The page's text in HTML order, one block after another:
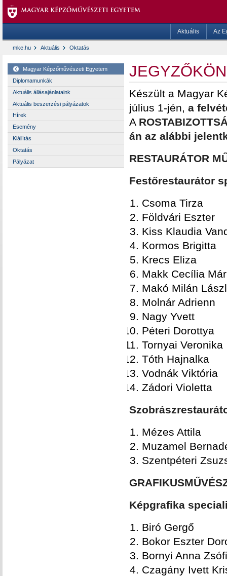
Aktuális Az
mke.hu Aktuális Oktatás
Magyar Képzőművészeti Egyetem
Diplomamunkák
Aktuális állásajánlataink
Aktuális beszerzési pályázatok
Hírek
Esemény
Kiállítás
Oktatás
Pályázat
Készült a Magyar
július 1-jén, a
A
án az alábbi
RESTAURÁTOR
Festőrestaurátor
Csoma Tirza
Földvári Eszter
Kiss Klaudia
Kormos Brigitta
Krecs Eliza
Makk Cecília
Makó Milán
Molnár Adrienn
Nagy Yvett
Péteri Dorottya
Tornyai Veronika
Tóth Hajnalka
Vodnák Viktória
Zádori Violetta
Mézes Attila
Muzamel
Szentpéteri
Képgrafika
Biró Gergő
Bokor Eszter
Bornyi Anna
Czagány Ivett